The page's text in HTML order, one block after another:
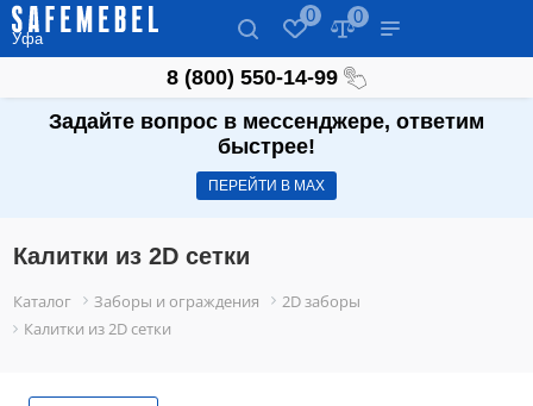
Уфа
0 0
8 (800) 550-14-99
Задайте вопрос в мессенджере, ответим
быстрее!
ПЕРЕЙТИ В МАХ
Калитки из 2D сетки
Каталог Заборы и ограждения
2D заборы
Калитки из 2D сетки